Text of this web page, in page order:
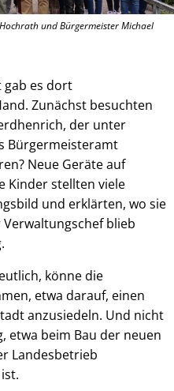
und Bürgermeister Michael
gab es dort
Zunächst besuchten
der unter
Bürgermeisteramt
Neue Geräte auf
Kinder stellten viele
und erklärten, wo sie
blieb
könne die
etwa darauf, einen
anzusiedeln. Und nicht
etwa beim Bau der neuen
Landesbetrieb